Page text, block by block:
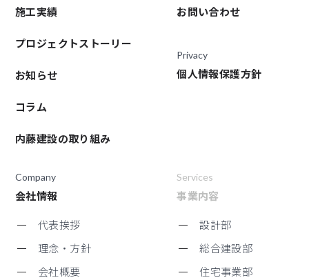
施工実績
プロジェクトストーリー
お知らせ
コラム
内藤建設の取り組み
Services
事業内容
設計部
総合建設部
住宅事業部
Company
会社情報
代表挨拶
理念・方針
会社概要
お問い合わせ
Privacy
個人情報保護方針